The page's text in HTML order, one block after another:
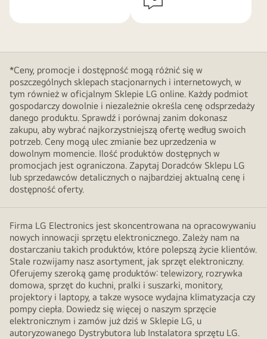
*Ceny, promocje i dostępność mogą różnić się w
poszczególnych sklepach stacjonarnych i internetowych, w
tym również w oficjalnym Sklepie LG online. Każdy podmiot
gospodarczy dowolnie i niezależnie określa cenę odsprzedaży
danego produktu. Sprawdź i porównaj zanim dokonasz
zakupu, aby wybrać najkorzystniejszą ofertę według swoich
potrzeb. Ceny mogą ulec zmianie bez uprzedzenia w
dowolnym momencie. Ilość produktów dostępnych w
promocjach jest ograniczona. Zapytaj Doradców Sklepu LG
lub sprzedawców detalicznych o najbardziej aktualną cenę i
dostępność oferty.
Firma LG Electronics jest skoncentrowana na opracowywaniu
nowych innowacji sprzętu elektronicznego. Zależy nam na
dostarczaniu takich produktów, które polepszą życie klientów.
Stale rozwijamy nasz asortyment, jak sprzęt elektroniczny.
Oferujemy szeroką gamę produktów: telewizory, rozrywka
domowa, sprzęt do kuchni, pralki i suszarki, monitory,
projektory i laptopy, a takze wysoce wydajna klimatyzacja czy
pompy ciepła. Dowiedz się więcej o naszym sprzęcie
elektronicznym i zamów już dziś w Sklepie LG, u
autoryzowanego Dystrybutora lub Instalatora sprzętu LG.